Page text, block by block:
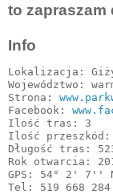
to zapraszam
Info
Lokalizacja:
Województwo:
Strona:
Facebook:
Ilość tras: 3
Ilość przeszkód:
Długość tras:
Rok otwarcia:
GPS: 54° 2' 7''
Tel: 519 668 284